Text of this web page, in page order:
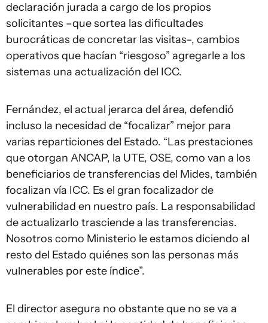
declaración jurada a cargo de los propios
solicitantes –que sortea las dificultades
burocráticas de concretar las visitas–, cambios
operativos que hacían “riesgoso” agregarle a los
sistemas una actualización del ICC.
Fernández, el actual jerarca del área, defendió
incluso la necesidad de “focalizar” mejor para
varias reparticiones del Estado. “Las prestaciones
que otorgan ANCAP, la UTE, OSE, como van a los
beneficiarios de transferencias del Mides, también
focalizan vía ICC. Es el gran focalizador de
vulnerabilidad en nuestro país. La responsabilidad
de actualizarlo trasciende a las transferencias.
Nosotros como Ministerio le estamos diciendo al
resto del Estado quiénes son las personas más
vulnerables por este índice”.
El director asegura no obstante que no se va a